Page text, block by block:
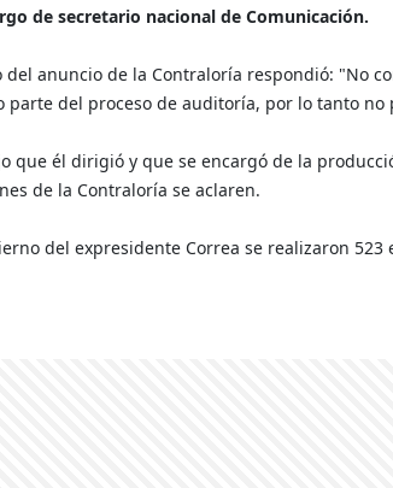
de secretario nacional de Comunicación.
del anuncio de la Contraloría respondió: "No
parte del proceso de auditoría, por lo tanto
que él dirigió y que se encargó de la
de la Contraloría se aclaren.
del expresidente Correa se realizaron